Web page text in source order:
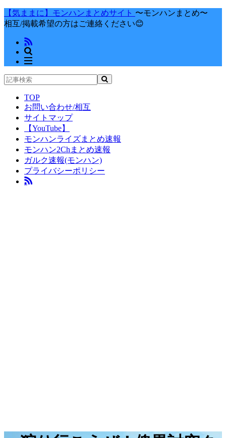
【気ままに】モンハンまとめサイト 〜モンハンまとめ〜
相互/掲載希望の方はご連絡ください😊
TOP
お問い合わせ/相互
サイトマップ
【YouTube】
モンハンライズまとめ速報
モンハン2Chまとめ速報
ガルク速報(モンハン)
プライバシーポリシー